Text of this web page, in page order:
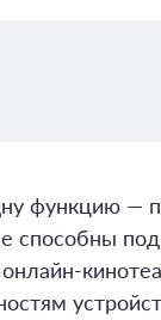
функцию —